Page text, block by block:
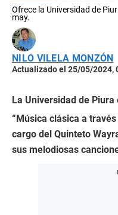
Ofrece la Universidad de
may.
NILO VILELA MONZÓN
Actualizado el 25/05/2024,
La Universidad de
“Música clásica a
cargo del Quinteto
sus melodiosas